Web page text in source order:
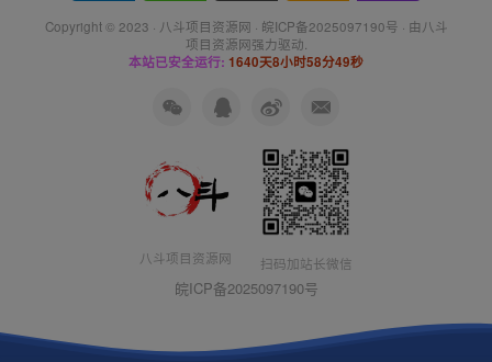
Copyright © 2023 · 八斗项目资源网 · 皖ICP备2025097190号 · 由八斗
项目资源网强力驱动.
本站已安全运行: 1640天8小时58分49秒
八斗项目资源网 扫码加站长微信
皖ICP备2025097190号